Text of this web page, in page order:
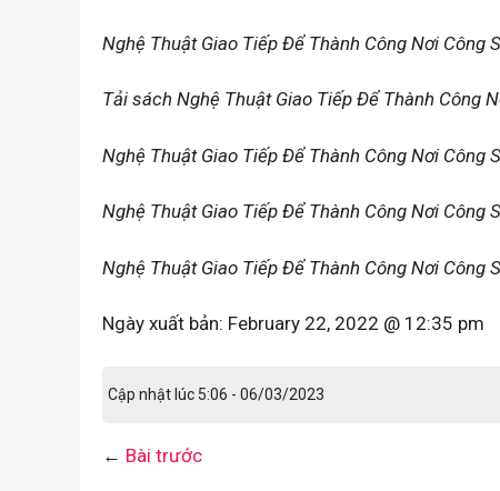
Nghệ Thuật Giao Tiếp Để Thành Công Nơi Công
Tải sách Nghệ Thuật Giao Tiếp Để Thành Công
Nghệ Thuật Giao Tiếp Để Thành Công Nơi Công
Nghệ Thuật Giao Tiếp Để Thành Công Nơi Công
Nghệ Thuật Giao Tiếp Để Thành Công Nơi Công
Ngày xuất bản: February 22, 2022 @ 12:35 pm
Cập nhật lúc 5:06 - 06/03/2023
← Bài trước